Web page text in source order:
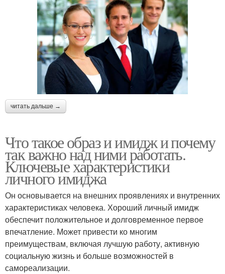
читать дальше →
Что такое образ и имидж и почему
так важно над ними работать.
Ключевые характеристики
личного имиджа
Он основывается на внешних проявлениях и внутренних
характеристиках человека. Хороший личный имидж
обеспечит положительное и долговременное первое
впечатление. Может привести ко многим
преимуществам, включая лучшую работу, активную
социальную жизнь и больше возможностей в
самореализации.